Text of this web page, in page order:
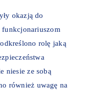
okazją do
rolę jaką
niesie ze sobą
również uwagę na